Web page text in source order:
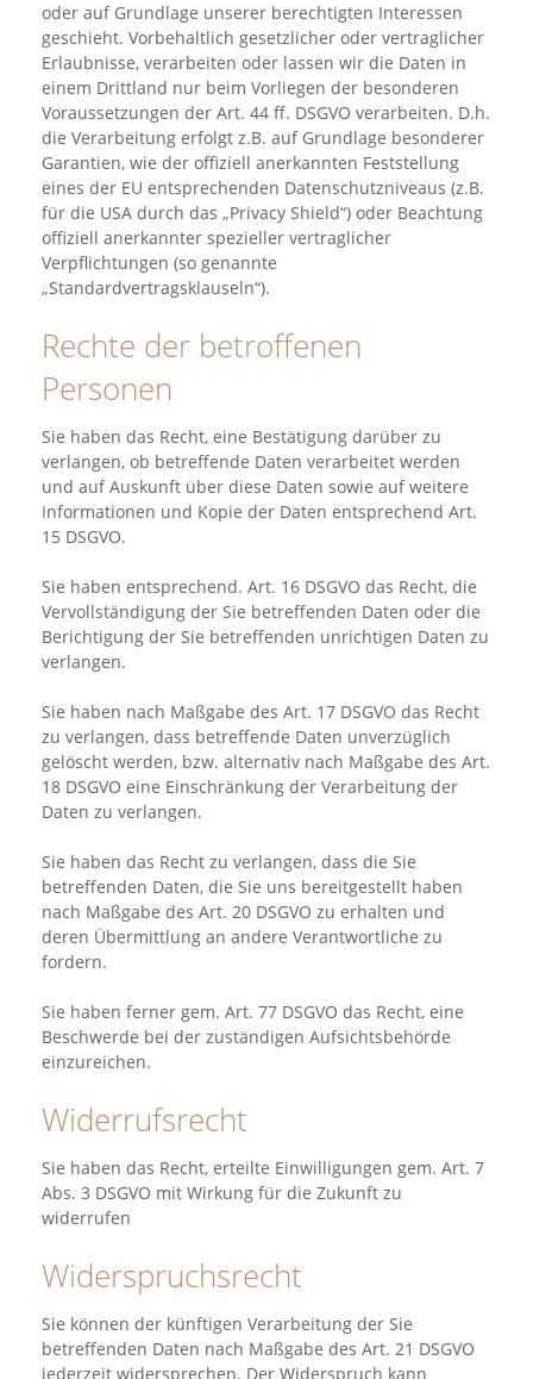
oder auf Grundlage unserer berechtigten Interessen
geschieht. Vorbehaltlich gesetzlicher oder vertraglicher
Erlaubnisse, verarbeiten oder lassen wir die Daten in
einem Drittland nur beim Vorliegen der besonderen
Voraussetzungen der Art. 44 ff. DSGVO verarbeiten. D.h.
die Verarbeitung erfolgt z.B. auf Grundlage besonderer
Garantien, wie der offiziell anerkannten Feststellung
eines der EU entsprechenden Datenschutzniveaus (z.B.
für die USA durch das „Privacy Shield“) oder Beachtung
offiziell anerkannter spezieller vertraglicher
Verpflichtungen (so genannte
„Standardvertragsklauseln“).
Rechte der betroffenen
Personen
Sie haben das Recht, eine Bestätigung darüber zu
verlangen, ob betreffende Daten verarbeitet werden
und auf Auskunft über diese Daten sowie auf weitere
Informationen und Kopie der Daten entsprechend Art.
15 DSGVO.
Sie haben entsprechend. Art. 16 DSGVO das Recht, die
Vervollständigung der Sie betreffenden Daten oder die
Berichtigung der Sie betreffenden unrichtigen Daten zu
verlangen.
Sie haben nach Maßgabe des Art. 17 DSGVO das Recht
zu verlangen, dass betreffende Daten unverzüglich
gelöscht werden, bzw. alternativ nach Maßgabe des Art.
18 DSGVO eine Einschränkung der Verarbeitung der
Daten zu verlangen.
Sie haben das Recht zu verlangen, dass die Sie
betreffenden Daten, die Sie uns bereitgestellt haben
nach Maßgabe des Art. 20 DSGVO zu erhalten und
deren Übermittlung an andere Verantwortliche zu
fordern.
Sie haben ferner gem. Art. 77 DSGVO das Recht, eine
Beschwerde bei der zuständigen Aufsichtsbehörde
einzureichen.
Widerrufsrecht
Sie haben das Recht, erteilte Einwilligungen gem. Art. 7
Abs. 3 DSGVO mit Wirkung für die Zukunft zu
widerrufen
Widerspruchsrecht
Sie können der künftigen Verarbeitung der Sie
betreffenden Daten nach Maßgabe des Art. 21 DSGVO
jederzeit widersprechen. Der Widerspruch kann